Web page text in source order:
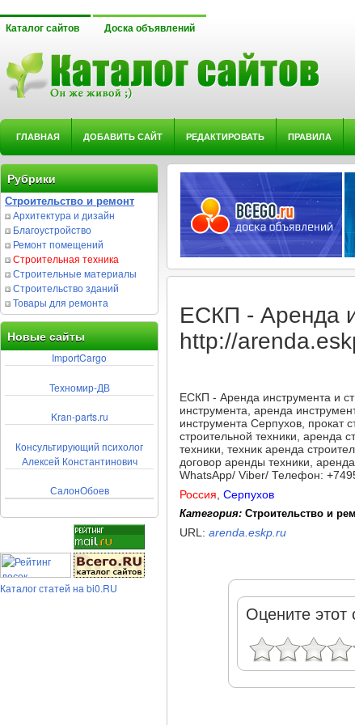
Каталог сайтов Доска объявлений
ГЛАВНАЯ ДОБАВИТЬ САЙТ РЕДАКТИРОВАТЬ ПРАВИЛА
Рубрики
Строительство и ремонт
Архитектура и дизайн
Благоустройство
Ремонт помещений
Строительная техника
Строительные материалы
Строительство зданий
Товары для ремонта
Новые сайты
ImportCargo
Техномир-ДВ
Kran-parts.ru
Консультирующий психолог
Алексей Константинович
СалонОбоев
Каталог статей на bi0.RU
ЕСКП - Аренда
http://
ЕСКП - Аренда инструмента и
инструмента, аренда
инструмента Серпухов, прокат
строительной техники, аренда
техники, техник аренда
договор аренды техники,
WhatsApp/ Viber/ Телефон:
Россия Серпухов
Категория: Строительство и
URL: arenda.eskp.ru
Оцените этот